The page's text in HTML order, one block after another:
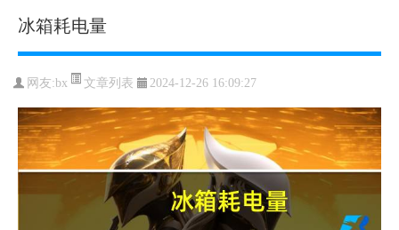
冰箱耗电量
网友:bx 文章列表 2024-12-26 16:09:27